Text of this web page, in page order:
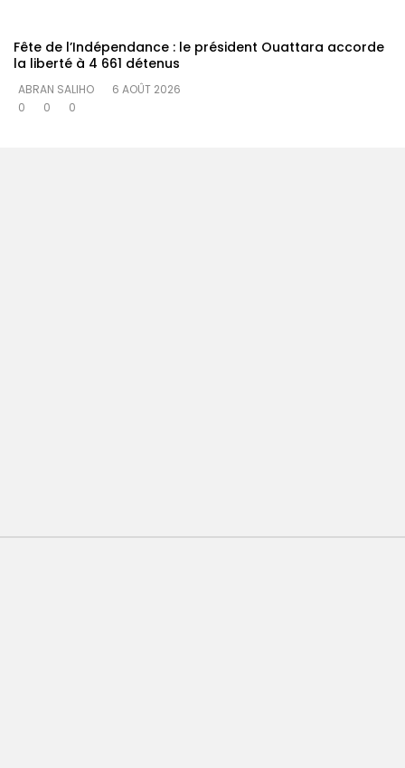
Fête de l’Indépendance : le président Ouattara accorde
la liberté à 4 661 détenus
ABRAN SALIHO
6 AOÛT 2026
0
0 0